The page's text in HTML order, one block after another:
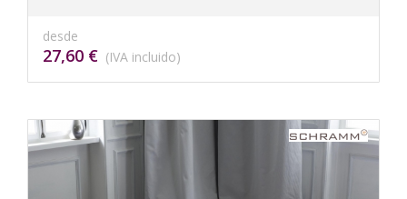
desde
27,60 € (IVA incluido)